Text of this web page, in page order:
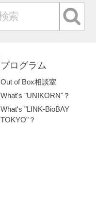
プログラム
Out of Box相談室
What's "UNIKORN"？
What's "LINK-BioBAY
TOKYO"？